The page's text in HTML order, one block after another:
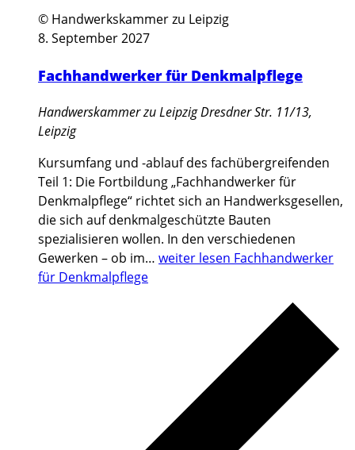
© Handwerkskammer zu Leipzig
8. September 2027
Fachhandwerker für Denkmalpflege
Handwerskammer zu LeipzigDresdner Str. 11/13,
Leipzig
Kursumfang und -ablauf des fachübergreifenden
Teil 1: Die Fortbildung „Fachhandwerker für
Denkmalpflege“ richtet sich an Handwerksgesellen,
die sich auf denkmalgeschützte Bauten
spezialisieren wollen. In den verschiedenen
Gewerken – ob im… weiter lesen Fachhandwerker
für Denkmalpflege